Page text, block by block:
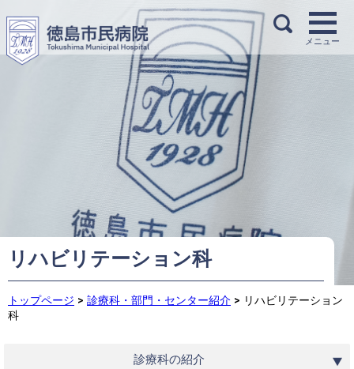
リハビリテーション科
トップページ > 診療科・部門・センター紹介 > リハビリテーション
科
診療科の紹介